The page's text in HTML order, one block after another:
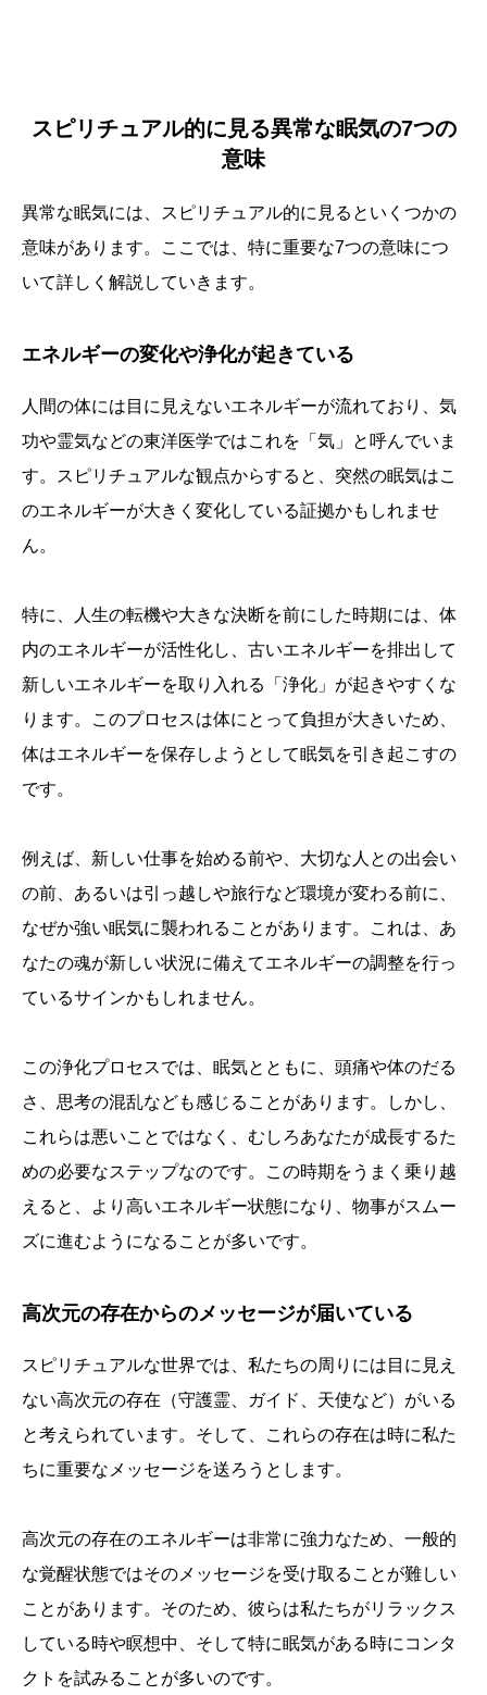
スピリチュアル的に見る異常な眠気の7つの
意味
異常な眠気には、スピリチュアル的に見るといくつかの
意味があります。ここでは、特に重要な7つの意味につ
いて詳しく解説していきます。
エネルギーの変化や浄化が起きている
人間の体には目に見えないエネルギーが流れており、気
功や霊気などの東洋医学ではこれを「気」と呼んでいま
す。スピリチュアルな観点からすると、突然の眠気はこ
のエネルギーが大きく変化している証拠かもしれませ
ん。
特に、人生の転機や大きな決断を前にした時期には、体
内のエネルギーが活性化し、古いエネルギーを排出して
新しいエネルギーを取り入れる「浄化」が起きやすくな
ります。このプロセスは体にとって負担が大きいため、
体はエネルギーを保存しようとして眠気を引き起こすの
です。
例えば、新しい仕事を始める前や、大切な人との出会い
の前、あるいは引っ越しや旅行など環境が変わる前に、
なぜか強い眠気に襲われることがあります。これは、あ
なたの魂が新しい状況に備えてエネルギーの調整を行っ
ているサインかもしれません。
この浄化プロセスでは、眠気とともに、頭痛や体のだる
さ、思考の混乱なども感じることがあります。しかし、
これらは悪いことではなく、むしろあなたが成長するた
めの必要なステップなのです。この時期をうまく乗り越
えると、より高いエネルギー状態になり、物事がスムー
ズに進むようになることが多いです。
高次元の存在からのメッセージが届いている
スピリチュアルな世界では、私たちの周りには目に見え
ない高次元の存在（守護霊、ガイド、天使など）がいる
と考えられています。そして、これらの存在は時に私た
ちに重要なメッセージを送ろうとします。
高次元の存在のエネルギーは非常に強力なため、一般的
な覚醒状態ではそのメッセージを受け取ることが難しい
ことがあります。そのため、彼らは私たちがリラックス
している時や瞑想中、そして特に眠気がある時にコンタ
クトを試みることが多いのです。